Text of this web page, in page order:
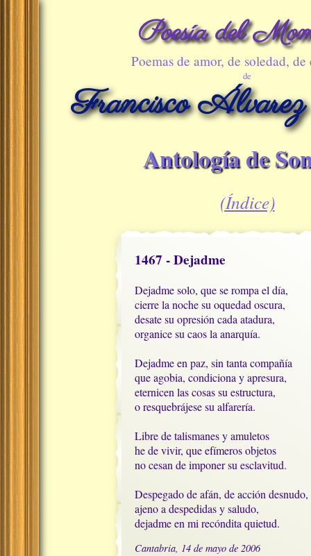
Poesía del
Poemas de amor, de soledad, de
de
Francisco
Antología de
(Índice)
1467 - Dejadme
Dejadme solo, que se rompa el día,
cierre la noche su oquedad oscura,
desate su opresión cada atadura,
organice su caos la anarquía.
Dejadme en paz, sin tanta compañía
que agobia, condiciona y apresura,
eternicen las cosas su estructura,
o resquebrájese su alfarería.
Libre de talismanes y amuletos
he de vivir, que efímeros objetos
no cesan de imponer su esclavitud.
Despegado de afán, de acción desnudo,
ajeno a despedidas y saludo,
dejadme en mi recóndita quietud.
Cantabria, 14 de mayo de 2006